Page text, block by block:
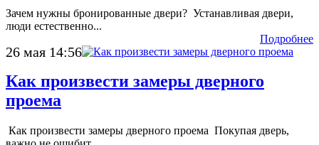
Зачем нужны бронированные двери? Устанавливая двери,
люди естественно...
26 мая 14:56
Подробнее
Как произвести замеры дверного
проема
Как произвести замеры дверного проема Покупая дверь,